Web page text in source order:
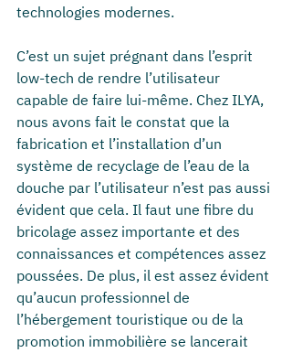
technologies modernes.
C’est un sujet prégnant dans l’esprit
low-tech de rendre l’utilisateur
capable de faire lui-même. Chez ILYA,
nous avons fait le constat que la
fabrication et l’installation d’un
système de recyclage de l’eau de la
douche par l’utilisateur n’est pas aussi
évident que cela. Il faut une fibre du
bricolage assez importante et des
connaissances et compétences assez
poussées. De plus, il est assez évident
qu’aucun professionnel de
l’hébergement touristique ou de la
promotion immobilière se lancerait